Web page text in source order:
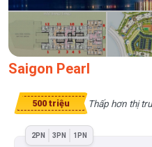
Saigon Pearl
500 triệu Thấp hơn thị
2PN 3PN 1PN